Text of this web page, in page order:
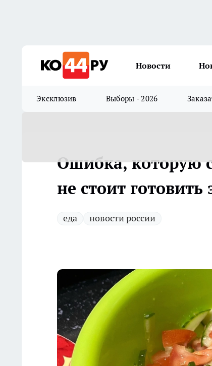
Новости
Эксклюзив Выборы - 2026
Ошибка, которую
не стоит
еда новости россии